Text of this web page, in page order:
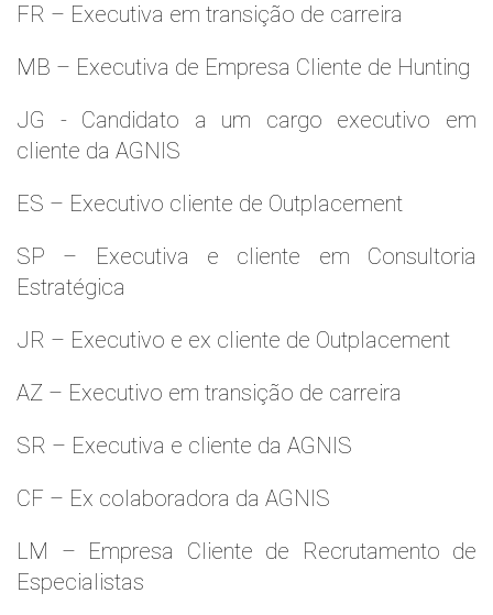
FR – Executiva em transição de carreira
MB – Executiva de Empresa Cliente de Hunting
JG - Candidato a um cargo executivo em
cliente da AGNIS
ES – Executivo cliente de Outplacement
SP – Executiva e cliente em Consultoria
Estratégica
JR – Executivo e ex cliente de Outplacement
AZ – Executivo em transição de carreira
SR – Executiva e cliente da AGNIS
CF – Ex colaboradora da AGNIS
LM – Empresa Cliente de Recrutamento de
Especialistas